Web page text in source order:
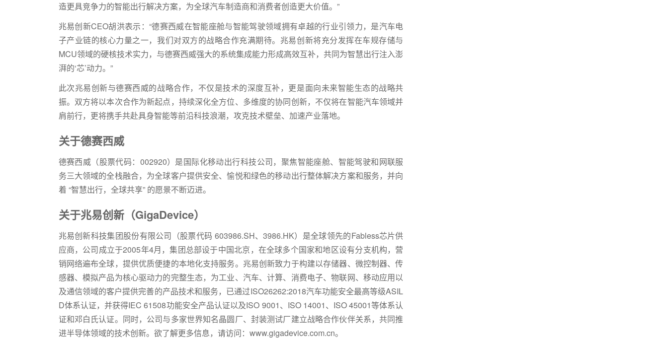
造更具竞争力的智能出行解决方案，为全球汽车制造商和消费者创造更大价值。”
兆易创新CEO胡洪表示：“德赛西威在智能座舱与智能驾驶领域拥有卓越的行业引领力，是汽车电
子产业链的核心力量之一，我们对双方的战略合作充满期待。兆易创新将充分发挥在车规存储与
MCU领域的硬核技术实力，与德赛西威强大的系统集成能力形成高效互补，共同为智慧出行注入澎
湃的‘芯’动力。”
此次兆易创新与德赛西威的战略合作，不仅是技术的深度互补，更是面向未来智能生态的战略共
振。双方将以本次合作为新起点，持续深化全方位、多维度的协同创新，不仅将在智能汽车领域并
肩前行，更将携手共赴具身智能等前沿科技浪潮，攻克技术壁垒、加速产业落地。
关于德赛西威
德赛西威（股票代码：002920）是国际化移动出行科技公司，聚焦智能座舱、智能驾驶和网联服
务三大领域的全栈融合，为全球客户提供安全、愉悦和绿色的移动出行整体解决方案和服务，并向
着 “智慧出行，全球共享” 的愿景不断迈进。
关于兆易创新（GigaDevice）
兆易创新科技集团股份有限公司（股票代码 603986.SH、3986.HK）是全球领先的Fabless芯片供
应商，公司成立于2005年4月，集团总部设于中国北京，在全球多个国家和地区设有分支机构，营
销网络遍布全球，提供优质便捷的本地化支持服务。兆易创新致力于构建以存储器、微控制器、传
感器、模拟产品为核心驱动力的完整生态，为工业、汽车、计算、消费电子、物联网、移动应用以
及通信领域的客户提供完善的产品技术和服务，已通过ISO26262:2018汽车功能安全最高等级ASIL
D体系认证，并获得IEC 61508功能安全产品认证以及ISO 9001、ISO 14001、ISO 45001等体系认
证和邓白氏认证。同时，公司与多家世界知名晶圆厂、封装测试厂建立战略合作伙伴关系，共同推
进半导体领域的技术创新。欲了解更多信息，请访问：www.gigadevice.com.cn。